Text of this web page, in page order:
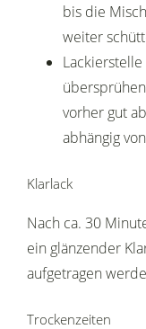
bis die
weiter
vorher gut
abhängig
Klarlack
Nach ca. 30
ein glänzender
aufgetragen
Trockenzeiten